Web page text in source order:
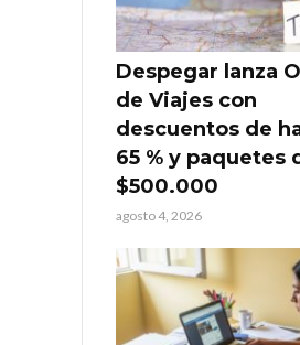
Despegar lanza
de Viajes con
descuentos de
65 % y paquetes
$500.000
agosto 4, 2026